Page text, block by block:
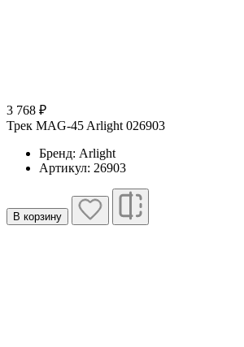
3 768 ₽
Трек MAG-45 Arlight 026903
Бренд: Arlight
Артикул: 26903
В корзину